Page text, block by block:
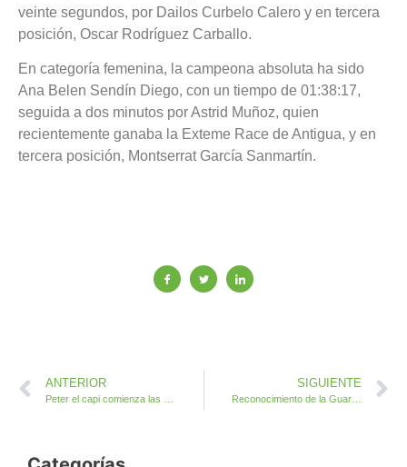
veinte segundos, por Dailos Curbelo Calero y en tercera
posición, Oscar Rodríguez Carballo.
En categoría femenina, la campeona absoluta ha sido
Ana Belen Sendín Diego, con un tiempo de 01:38:17,
seguida a dos minutos por Astrid Muñoz, quien
recientemente ganaba la Exteme Race de Antigua, y en
tercera posición, Montserrat García Sanmartín.
ANTERIOR SIGUIENTE
Reconocimiento de la Guardia Civil al Ayuntamiento de Antigua